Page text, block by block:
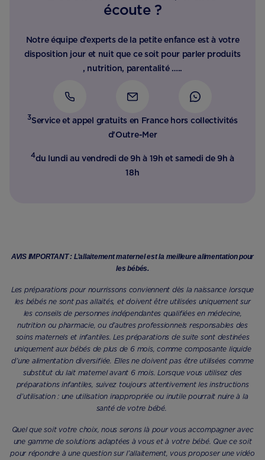
écoute ?
Notre équipe d’experts de la petite enfance est à votre
disposition jour et nuit que ce soit pour parler produits
, nutrition, parentalité …..
3Service et appel gratuits en France hors collectivités
d'Outre-Mer​
4du lundi au vendredi de 9h à 19h et samedi de 9h à
18h
AVIS IMPORTANT : L’allaitement maternel est la meilleure alimentation pour
les bébés.
Les préparations pour nourrissons conviennent dès la naissance lorsque
les bébés ne sont pas allaités, et doivent être utilisées uniquement sur
les conseils de personnes indépendantes qualifiées en médecine,
nutrition ou pharmacie, ou d’autres professionnels responsables des
soins maternels et infantiles. Les préparations de suite sont destinées
uniquement aux bébés de plus de 6 mois, comme composante liquide
d’une alimentation diversifiée. Elles ne doivent pas être utilisées comme
substitut du lait maternel avant 6 mois. Lorsque vous utilisez des
préparations infantiles, suivez toujours attentivement les instructions
d’utilisation : une utilisation inappropriée ou inutile pourrait nuire à la
santé de votre bébé.
Quel que soit votre choix, nous serons là pour vous accompagner avec
une gamme de solutions adaptées à vous et à votre bébé. Que ce soit
pour répondre à une question sur l’allaitement, vous proposer une vidéo